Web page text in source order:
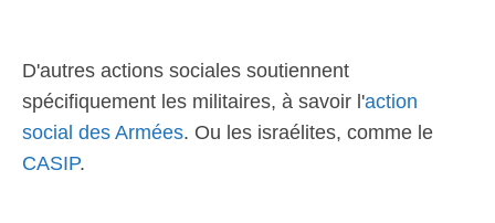
D'autres actions sociales soutiennent
spécifiquement les militaires, à savoir l'action
social des Armées. Ou les israélites, comme le
CASIP.